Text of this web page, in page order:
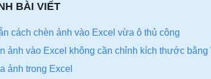
BÀI VIẾT
cách chèn ảnh vào Excel vừa ô thủ công
ảnh vào Excel không cần chỉnh kích thước bằng
ảnh trong Excel